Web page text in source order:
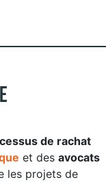
de rachat
et des avocats
les projets de